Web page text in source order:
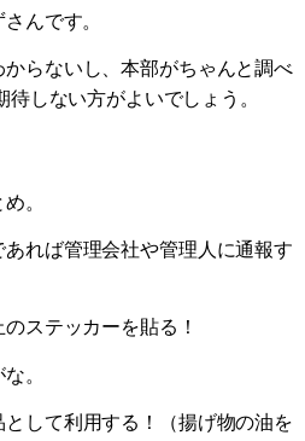
んです。
らないし、本部がちゃんと調べ
しない方がよいでしょう。
。
あれば管理会社や管理人に通報す
ステッカーを貼る！
。
として利用する！（揚げ物の油を